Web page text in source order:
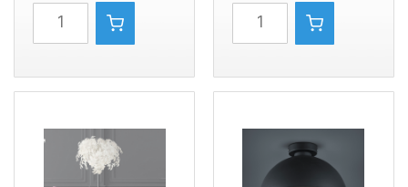
LEAVY
VISILICA
BLACK-
MAT-
GOLD
LEAVY
PLAFONJERA
3XE-
14
BIJELO
količina